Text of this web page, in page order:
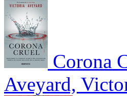
Corona
Aveyard,